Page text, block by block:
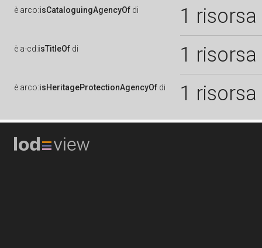
è arco:isCataloguingAgencyOf di 1 risorsa
è a-cd:isTitleOf di 1 risorsa
è arco:isHeritageProtectionAgencyOf di 1 risorsa